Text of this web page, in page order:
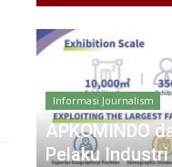
Informasi Journalism
APKOMINDO
Pelaku